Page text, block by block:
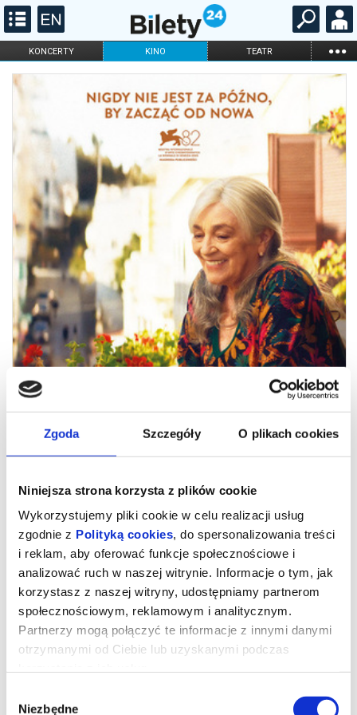
Zgoda Szczegóły O plikach cookies
Niniejsza strona korzysta z plików cookie
Wykorzystujemy pliki cookie w celu realizacji usług
zgodnie z Polityką cookies, do spersonalizowania treści
i reklam, aby oferować funkcje społecznościowe i
analizować ruch w naszej witrynie. Informacje o tym, jak
korzystasz z naszej witryny, udostępniamy partnerom
społecznościowym, reklamowym i analitycznym.
Partnerzy mogą połączyć te informacje z innymi danymi
otrzymanymi od Ciebie lub uzyskanymi podczas
zgody
Niezbędne
KONCERTY KINO TEATR ...
FILHARMONIA OPERA I BALET
ONLINE KARNETY
DRUGIE ŻYCIE
Idealny film dla dojrzałej, kobiecej publiczności. To emanujący
optymizmem i pogodą ducha portret dojrzałej kobiet, która robi
nagrody publiczności na festiwalu filmowym w Wenecji – to
w którą wciela się Carmen Maura („Kobiety na skraju załamania
nerwowego”, „Volver”).María Ángeles od czterdziestu lat mieszka